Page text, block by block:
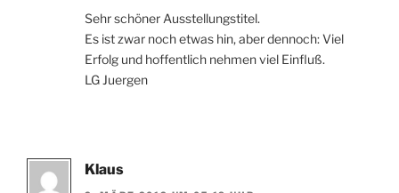
Sehr schöner Ausstellungstitel.
Es ist zwar noch etwas hin, aber dennoch: Viel
Erfolg und hoffentlich nehmen viel Einfluß.
LG Juergen
Klaus